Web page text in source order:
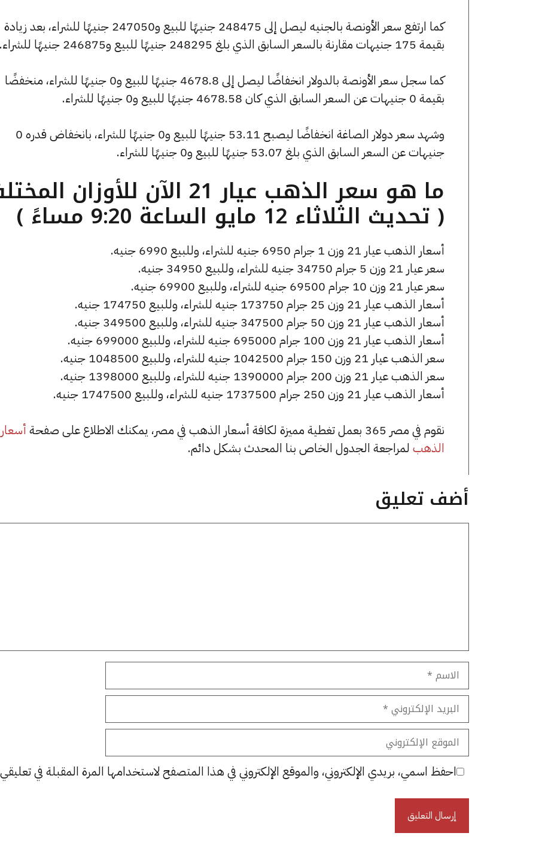
كما ارتفع سعر الأونصة بالجنيه ليصل إلى 248475 جنيهًا للبيع و247050 جنيهًا للشراء، بعد زيادة
بقيمة 175 جنيهات مقارنة بالسعر السابق الذي بلغ 248295 جنيهًا للبيع و246875 جنيهًا للشراء.
كما سجل سعر الأونصة بالدولار انخفاضًا ليصل إلى 4678.8 جنيهًا للبيع و0 جنيهًا للشراء، منخفضًا
بقيمة 0 جنيهات عن السعر السابق الذي كان 4678.58 جنيهًا للبيع و0 جنيهًا للشراء.
وشهد سعر دولار الصاغة انخفاضًا ليصبح 53.11 جنيهًا للبيع و0 جنيهًا للشراء، بانخفاض قدره 0
جنيهات عن السعر السابق الذي بلغ 53.07 جنيهًا للبيع و0 جنيهًا للشراء.
ما هو سعر الذهب عيار 21 الآن للأوزان
( تحديث الثلاثاء 12 مايو الساعة 9:20 مساءً )
أسعار الذهب عيار 21 وزن 1 جرام 6950 جنيه للشراء، وللبيع 6990 جنيه.
سعر عيار 21 وزن 5 جرام 34750 جنيه للشراء، وللبيع 34950 جنيه.
سعر عيار 21 وزن 10 جرام 69500 جنيه للشراء، وللبيع 69900 جنيه.
أسعار الذهب عيار 21 وزن 25 جرام 173750 جنيه للشراء، وللبيع 174750 جنيه.
أسعار الذهب عيار 21 وزن 50 جرام 347500 جنيه للشراء، وللبيع 349500 جنيه.
أسعار الذهب عيار 21 وزن 100 جرام 695000 جنيه للشراء، وللبيع 699000 جنيه.
سعر الذهب عيار 21 وزن 150 جرام 1042500 جنيه للشراء، وللبيع 1048500 جنيه.
سعر الذهب عيار 21 وزن 200 جرام 1390000 جنيه للشراء، وللبيع 1398000 جنيه.
أسعار الذهب عيار 21 وزن 250 جرام 1737500 جنيه للشراء، وللبيع 1747500 جنيه.
نقوم في مصر 365 بعمل تغطية مميزة لكافة أسعار الذهب في مصر، يمكنك الاطلاع على صفحة
أسعار
الذهب لمراجعة الجدول الخاص بنا المحدث بشكل دائم.
أضف تعليق
الاسم
البريد
الإلكتروني
الموقع
الإلكتروني
احفظ اسمي، بريدي الإلكتروني، والموقع الإلكتروني في هذا المتصفح لاستخدامها المرة المقبلة في